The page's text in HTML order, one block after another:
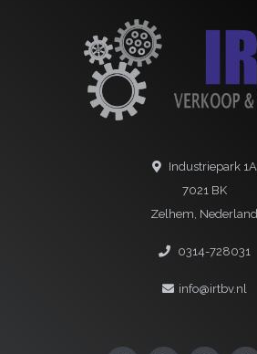
Industriepark 1A
7021 BK
Zelhem, Nederland
0314-728031
info@irtbv.nl